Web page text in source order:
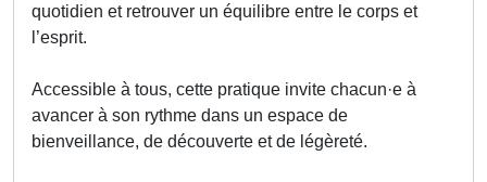
quotidien et retrouver un équilibre entre le corps et
l’esprit.
Accessible à tous, cette pratique invite chacun·e à
avancer à son rythme dans un espace de
bienveillance, de découverte et de légèreté.